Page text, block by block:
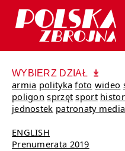
WYBIERZ DZIAŁ
armia polityka foto wideo
poligon sprzęt sport
jednostek patronaty
ENGLISH
Prenumerata 2019